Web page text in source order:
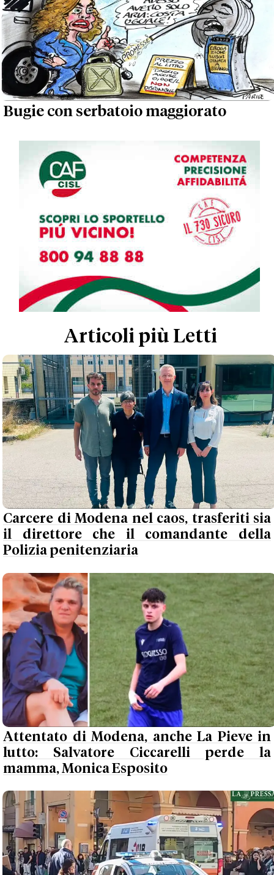
Bugie con serbatoio maggiorato
Articoli più Letti
Carcere di Modena nel caos, trasferiti sia
il direttore che il comandante della
Polizia penitenziaria
Attentato di Modena, anche La Pieve in
lutto: Salvatore Ciccarelli perde la
mamma, Monica Esposito